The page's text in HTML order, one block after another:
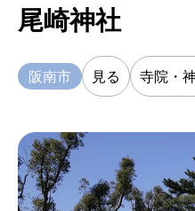
尾崎神社
阪南市 見る 寺院・